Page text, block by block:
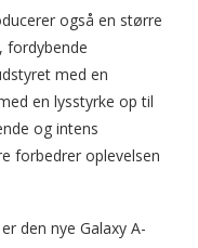
også en større
fordybende
med en
en lysstyrke op til
og intens
forbedrer oplevelsen
den nye Galaxy A-